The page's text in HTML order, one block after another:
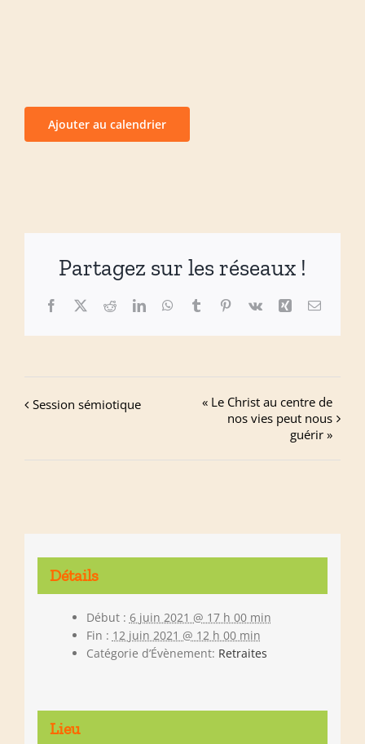
Ajouter au calendrier
Partagez sur les réseaux !
Facebook
X RedditLinkedInWhatsApp
TumblrPinterest
Vk Xing Email
Session sémiotique
« Le Christ au centre de
nos vies peut nous
guérir »
Détails
Début : 6 juin 2021 @ 17 h 00 min
Fin : 12 juin 2021 @ 12 h 00 min
Catégorie d’Évènement: Retraites
Lieu